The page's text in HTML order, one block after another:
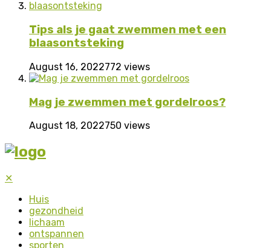
Tips als je gaat zwemmen met een
blaasontsteking
August 16, 2022772 views
Mag je zwemmen met gordelroos?
August 18, 2022750 views
✕
Huis
gezondheid
lichaam
ontspannen
sporten